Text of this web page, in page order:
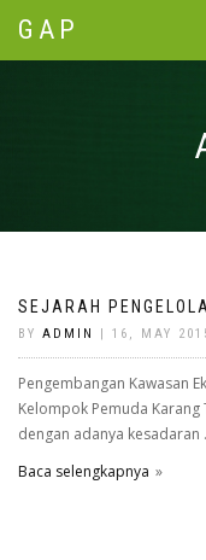
GAP
SEJARAH
BY ADMIN | 16, MAY
Pengembangan Kawasan
Kelompok Pemuda
dengan adanya kesadaran
Baca selengkapnya